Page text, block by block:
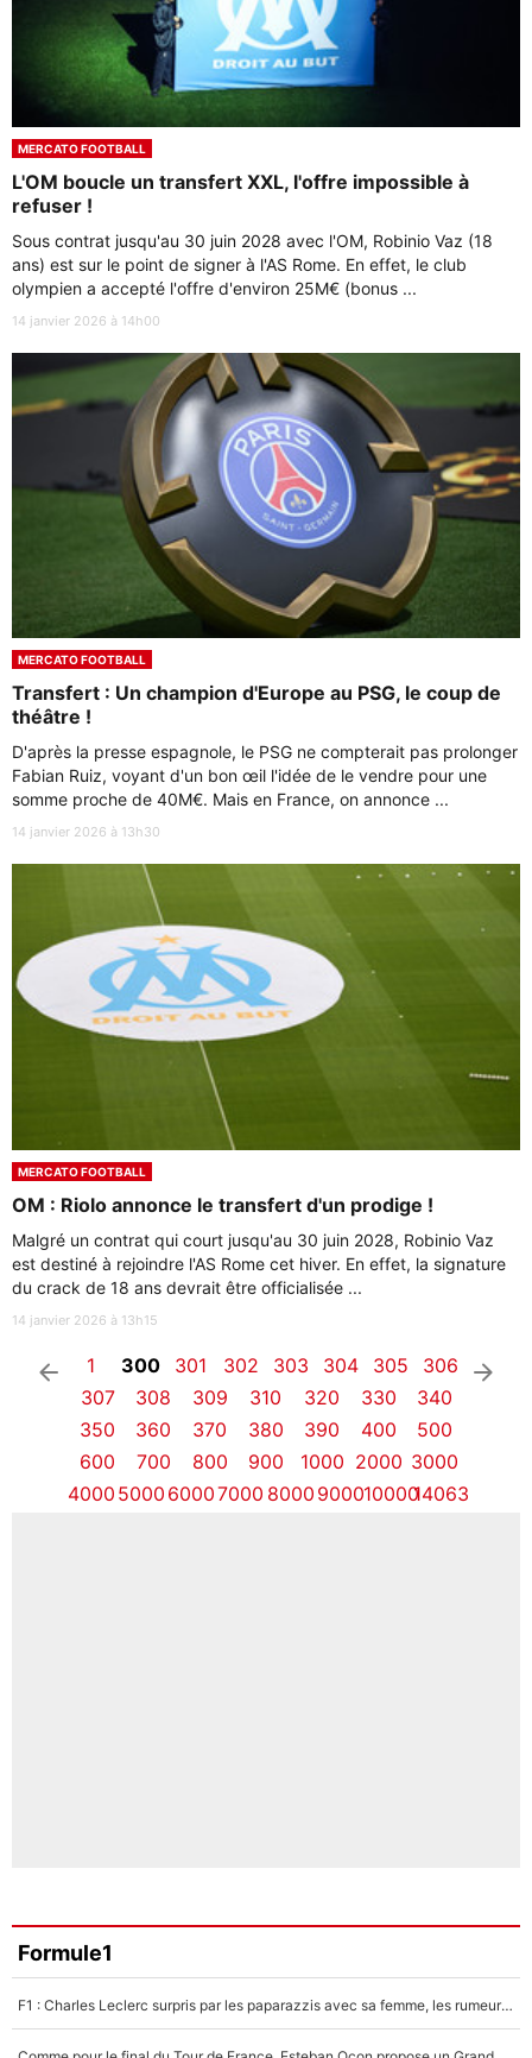
MERCATO FOOTBALL
L'OM boucle un transfert XXL, l'offre impossible à
refuser !
Sous contrat jusqu'au 30 juin 2028 avec l'OM, Robinio Vaz (18
ans) est sur le point de signer à l'AS Rome. En effet, le club
olympien a accepté l'offre d'environ 25M€ (bonus ...
14 janvier 2026 à 14h00
MERCATO FOOTBALL
Transfert : Un champion d'Europe au PSG, le coup de
théâtre !
D'après la presse espagnole, le PSG ne compterait pas prolonger
Fabian Ruiz, voyant d'un bon œil l'idée de le vendre pour une
somme proche de 40M€. Mais en France, on annonce ...
14 janvier 2026 à 13h30
MERCATO FOOTBALL
OM : Riolo annonce le transfert d'un prodige !
Malgré un contrat qui court jusqu'au 30 juin 2028, Robinio Vaz
est destiné à rejoindre l'AS Rome cet hiver. En effet, la signature
du crack de 18 ans devrait être officialisée ...
14 janvier 2026 à 13h15
arrow_left 1 300 301 302 303 304 305
306
307
308 309 310 320 330
340
350
360 370 380 390 400
500
600
700 800 900 1000 2000 3000
4000 5000 60007000 8000 90001000014063
arrow_right
Formule1
F1 : Charles Leclerc surpris par les paparazzis avec sa femme, les rumeurs étaient vraies !